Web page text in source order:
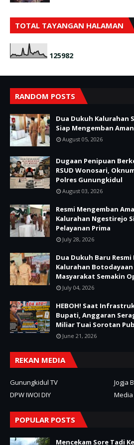
TOTAL TAYANGAN HALAMAN
125982
RANDOM POSTS
Dua Dukuh Kalurahan
Siap Mengemban
August 05, 2026
Dugaan Penipuan
RSUD Wonosari,
Polres Gunungkidul
August 03, 2026
Resmi Mengemban
Kalurahan Ngestirejo
Pelayanan Prima
July 28, 2026
Dua Dukuh Baru
Kalurahan
Masyarakat Semakin
July 04, 2026
HEBOH! Saat
Bupati, Anggaran
Miliar Tuai Sorotan
June 21, 2026
REKAN MEDIA
Gunungkidul TV
Jogja
DPW IWOI DIY
Media
POPULAR POSTS
Mencekam Sore Tadi